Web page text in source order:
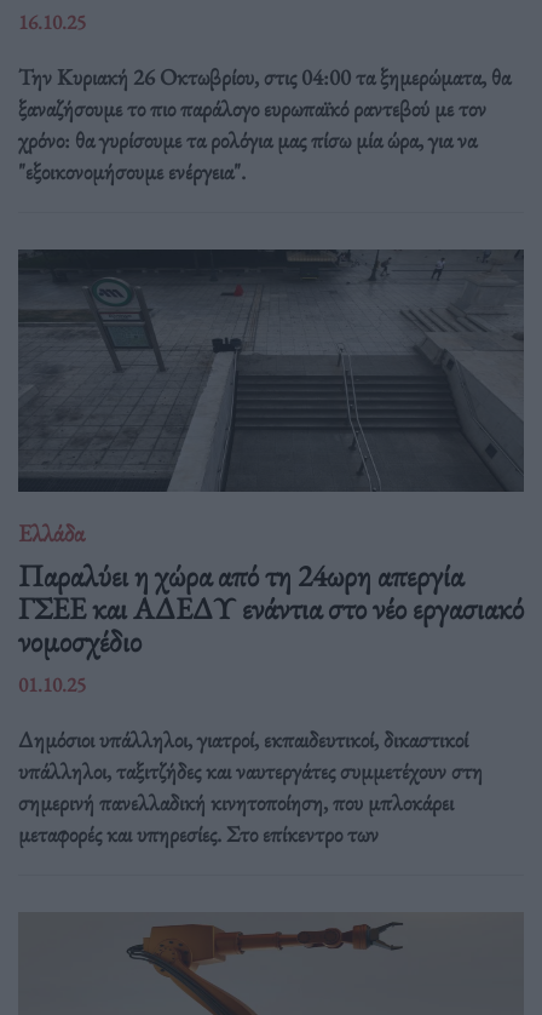
16.10.25
Την Κυριακή 26 Οκτωβρίου, στις 04:00 τα ξημερώματα, θα
ξαναζήσουμε το πιο παράλογο ευρωπαϊκό ραντεβού με τον
χρόνο: θα γυρίσουμε τα ρολόγια μας πίσω μία ώρα, για να
"εξοικονομήσουμε ενέργεια".
Ελλάδα
Παραλύει η χώρα από τη 24ωρη απεργία
ΓΣΕΕ και ΑΔΕΔΥ ενάντια στο νέο εργασιακό
νομοσχέδιο
01.10.25
Δημόσιοι υπάλληλοι, γιατροί, εκπαιδευτικοί, δικαστικοί
υπάλληλοι, ταξιτζήδες και ναυτεργάτες συμμετέχουν στη
σημερινή πανελλαδική κινητοποίηση, που μπλοκάρει
μεταφορές και υπηρεσίες. Στο επίκεντρο των